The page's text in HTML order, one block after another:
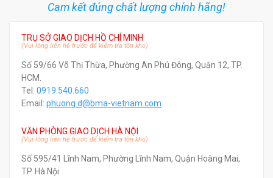
Cam kết đúng chất lượng chính hãng!
TRỤ SỞ GIAO DỊCH HỒ CHÍ MINH
(Vui lòng liên hệ trước để kiểm tra tồn kho)
Số 59/66 Võ Thị Thừa, Phường An Phú Đông, Quận 12, TP.
HCM.
Tel: 0919.540.660
Email: phuong.d@bma-vietnam.com
VĂN PHÒNG GIAO DỊCH HÀ NỘI
(Vui lòng liên hệ trước để kiểm tra tồn kho)
Số 595/41 Lĩnh Nam, Phường Lĩnh Nam, Quận Hoàng Mai,
TP. Hà Nội.